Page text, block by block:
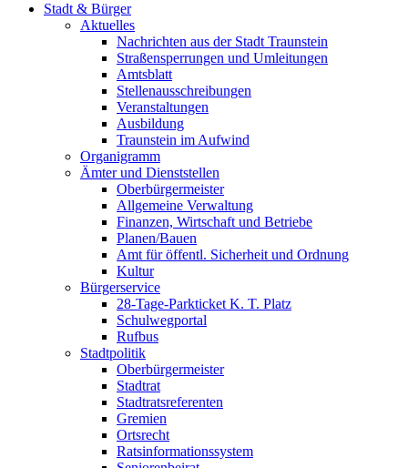
Stadt & Bürger
Aktuelles
Nachrichten aus der Stadt Traunstein
Straßensperrungen und Umleitungen
Amtsblatt
Stellenausschreibungen
Veranstaltungen
Ausbildung
Traunstein im Aufwind
Organigramm
Ämter und Dienststellen
Oberbürgermeister
Allgemeine Verwaltung
Finanzen, Wirtschaft und Betriebe
Planen/Bauen
Amt für öffentl. Sicherheit und Ordnung
Kultur
Bürgerservice
28-Tage-Parkticket K. T. Platz
Schulwegportal
Rufbus
Stadtpolitik
Oberbürgermeister
Stadtrat
Stadtratsreferenten
Gremien
Ortsrecht
Ratsinformationssystem